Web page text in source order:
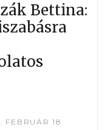
Bettina:
FEBRUÁR 18